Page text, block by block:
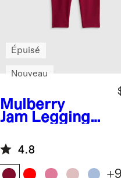
Mulberry
Jam Legging
biologique
Épuisé
Nouveau
4.8
+